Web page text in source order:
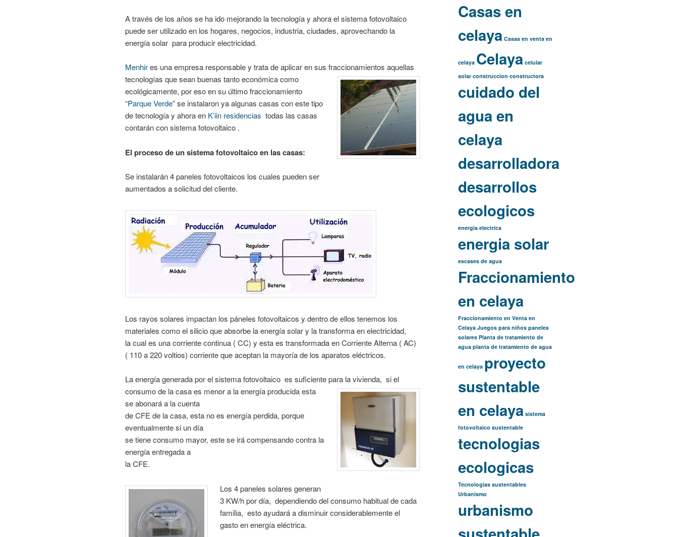
A través de los años se ha ido mejorando la tecnología y ahora el sistema fotovoltaico
puede ser utilizado en los hogares, negocios, industria, ciudades, aprovechando la
energía solar para producir electricidad.
Menhires una empresa responsable y trata de aplicar en sus fraccionamientos aquellas
tecnologías que sean buenas tanto económica como
ecológicamente, por eso en su último fraccionamiento
“Parque Verde” se instalaron ya algunas casas con este tipo
de tecnología y ahora en K’iin residencias todas las casas
contarán con sistema fotovoltaico .
El proceso de un sistema fotovoltaico en las casas:
Se instalarán 4 paneles fotovoltaicos los cuales pueden ser
aumentados a solicitud del cliente.
Los rayos solares impactan los páneles fotovoltaicos y dentro de ellos tenemos los
materiales como el silicio que absorbe la energía solar y la transforma en electricidad,
la cual es una corriente continua ( CC) y esta es transformada en Corriente Alterna ( AC)
( 110 a 220 voltios) corriente que aceptan la mayoría de los aparatos eléctricos.
La energía generada por el sistema fotovoltaico es suficiente para la vivienda, si el
consumo de la casa es menor a la energía producida esta
se abonará a la cuenta
de CFE de la casa, esta no es energía perdida, porque
eventualmente si un día
se tiene consumo mayor, este se irá compensando contra la
energía entregada a
la CFE.
Los 4 paneles solares generan
3 KW/h por día, dependiendo del consumo habitual de cada
familia, esto ayudará a disminuir considerablemente el
gasto en energía eléctrica.
Casas en
celaya Casas en venta en
celaya Celaya celular
solar construccion constructora
cuidado del
agua en
celaya
desarrolladora
desarrollos
ecologicos
energia electrica
energia solar
escases de agua
Fraccionamiento
en celaya
Fraccionamiento en Venta en
Celaya Juegos para niños paneles
solares Planta de tratamiento de
agua planta de tratamiento de agua
en celaya proyecto
sustentable
en celaya sistema
fotovoltaico sustentable
tecnologias
ecologicas
Tecnologias sustentables
Urbanismo
urbanismo